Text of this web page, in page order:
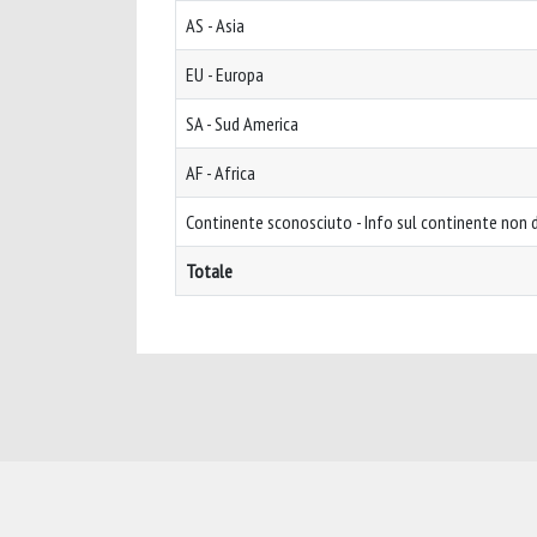
AS - Asia
EU - Europa
SA - Sud America
AF - Africa
Continente sconosciuto - Info sul continente non
Totale